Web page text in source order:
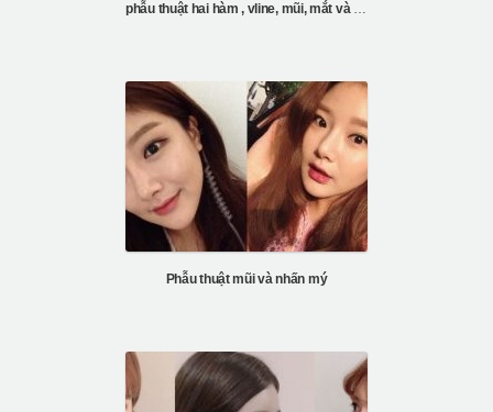
phẫu thuật hai hàm , vline, mũi, mắt và tiêm mỡ trán
Phẫu thuật mũi và nhấn mý